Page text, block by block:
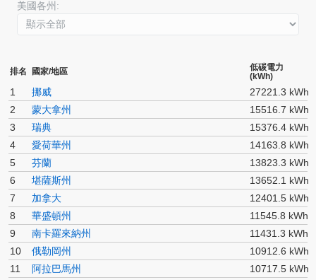
美國各州:
排名 國家/地區
低碳電力
(kWh)
1 挪威
27221.3 kWh
2
蒙大拿州
15516.7 kWh
3
瑞典
15376.4 kWh
4
愛荷華州
14163.8 kWh
5
芬蘭
13823.3 kWh
6
堪薩斯州
13652.1 kWh
7
加拿大
12401.5 kWh
8
華盛頓州
11545.8 kWh
9
南卡羅來納州
11431.3 kWh
10
俄勒岡州
10912.6 kWh
11
阿拉巴馬州
10717.5 kWh